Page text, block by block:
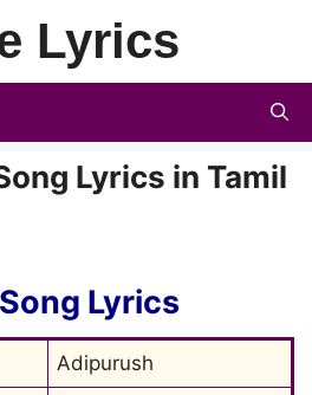
Lyrics
Lyrics in Tamil
Lyrics
Adipurush